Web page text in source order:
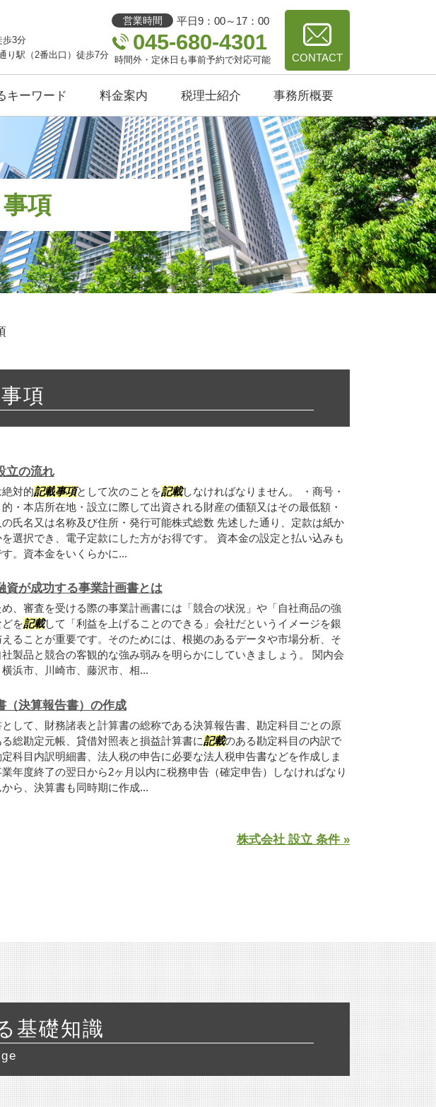
項
歩3分
り駅（2番出口）徒歩7分
営業時間 平日9：00～17：00
045-680-4301
時間外・定休日も事前予約で対応可能 CONTACT
キーワード 料金案内 税理士紹介 事務所概要
項
立の流れ
対的記載事項として次のことを記載しなければなりません。 ・商号・
・本店所在地・設立に際して出資される財産の価額又はその最低額・
氏名又は名称及び住所・発行可能株式総数 先述した通り、定款は紙か
を選択でき、電子定款にした方がお得です。 資本金の設定と払い込みも
。資本金をいくらかに...
資が成功する事業計画書とは
め、審査を受ける際の事業計画書には「競合の状況」や「自社商品の強
を記載して「利益を上げることのできる」会社だというイメージを銀
ることが重要です。そのためには、根拠のあるデータや市場分析、そ
社製品と競合の客観的な強み弱みを明らかにしていきましょう。 関内会
浜市、川崎市、藤沢市、相...
（決算報告書）の作成
して、財務諸表と計算書の総称である決算報告書、勘定科目ごとの原
総勘定元帳、貸借対照表と損益計算書に記載のある勘定科目の内訳で
定科目内訳明細書、法人税の申告に必要な法人税申告書などを作成しま
年度終了の翌日から2ヶ月以内に税務申告（確定申告）しなければなり
から、決算書も同時期に作成...
株式会社 設立 条件 »
基礎知識